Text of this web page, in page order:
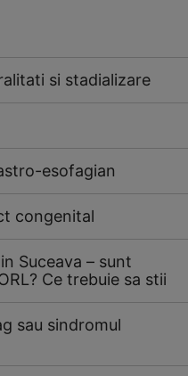
si stadializare
esofagian
congenital
Suceava – sunt
Ce trebuie sa stii
sau sindromul